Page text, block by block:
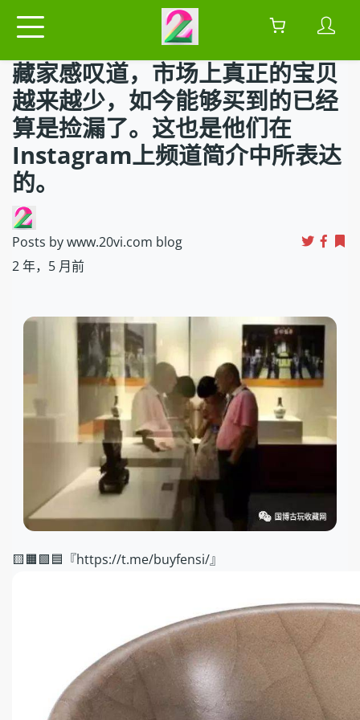
藏家感叹道，市场上真正的宝贝
越来越少，如今能够买到的已经
算是捡漏了。这也是他们在
Instagram上频道简介中所表达
的。
Posts by www.20vi.com blog
2 年，5 月前
🟨🟧🟩🟦『https://t.me/buyfensi/』